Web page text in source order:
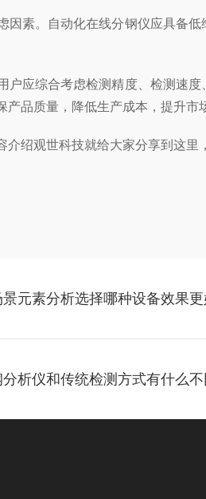
。自动化在线分钢仪应具备低
综合考虑检测精度、检测速度
品质量，降低生产成本，提升市
观世科技就给大家分享到这里
元素分析选择哪种设备效果更
析仪和传统检测方式有什么不